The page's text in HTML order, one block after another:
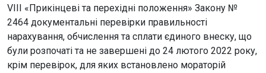
VIII «Прикінцеві та перехідні положення» Закону №
2464 документальні перевірки правильності
нарахування, обчислення та сплати єдиного внеску, що
були розпочаті та не завершені до 24 лютого 2022 року,
крім перевірок, для яких встановлено мораторій